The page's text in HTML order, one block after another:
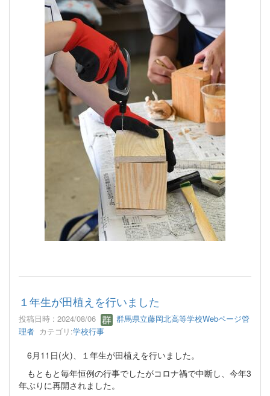
１年生が田植えを行いました
投稿日時 : 2024/08/06
群馬県立藤岡北高等学校Webページ管
理者 カテゴリ:学校行事
6月11日(火)、１年生が田植えを行いました。
もともと毎年恒例の行事でしたがコロナ禍で中断し、今年3
年ぶりに再開されました。